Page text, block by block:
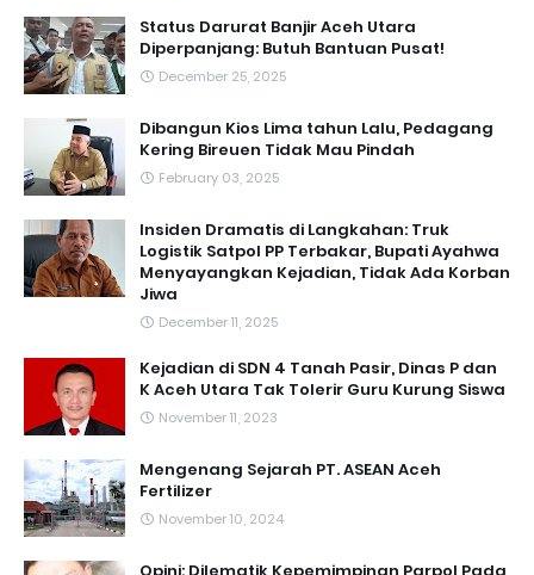
Status Darurat Banjir Aceh Utara
Diperpanjang: Butuh Bantuan Pusat!
December 25, 2025
Dibangun Kios Lima tahun Lalu, Pedagang
Kering Bireuen Tidak Mau Pindah
February 03, 2025
Insiden Dramatis di Langkahan: Truk
Logistik Satpol PP Terbakar, Bupati Ayahwa
Menyayangkan Kejadian, Tidak Ada Korban
Jiwa
December 11, 2025
Kejadian di SDN 4 Tanah Pasir, Dinas P dan
K Aceh Utara Tak Tolerir Guru Kurung Siswa
November 11, 2023
Mengenang Sejarah PT. ASEAN Aceh
Fertilizer
November 10, 2024